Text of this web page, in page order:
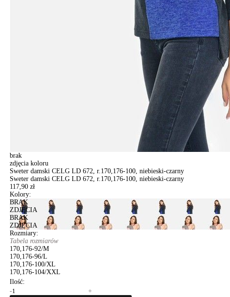
brak
zdjęcia koloru
Sweter damski CELG LD 672, r.170,176-100, niebieski-czarny
Sweter damski CELG LD 672, r.170,176-100, niebieski-czarny
117,90 zł
Kolory:
BRAK
ZDJĘCIA
BRAK
ZDJĘCIA
Rozmiary:
Tabela rozmiarów
170,176-92/M
170,176-96/L
170,176-100/XL
170,176-104/XXL
Ilość:
-
+